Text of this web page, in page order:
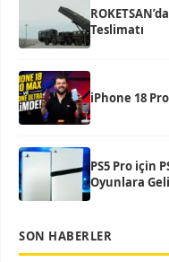
Teslimatı
iPhone 18
PS5 Pro için
Oyunlara
SON HABERLER